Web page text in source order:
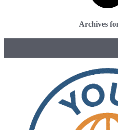
Archives